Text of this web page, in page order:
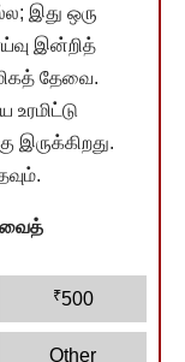
இது ஒரு
இன்றித்
தேவை.
₹500
Other